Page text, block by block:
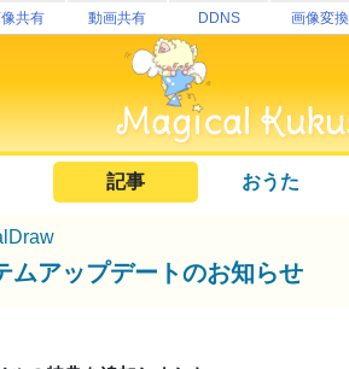
共有 動画共有 DDNS 画像変換
記事 おうた
ムアップデートのお知らせ